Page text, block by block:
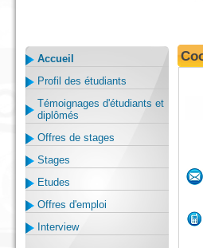
Accueil
Profil des étudiants
Témoignages d'étudiants et
diplômés
Offres de stages
Stages
Etudes
Offres d'emploi
Interview